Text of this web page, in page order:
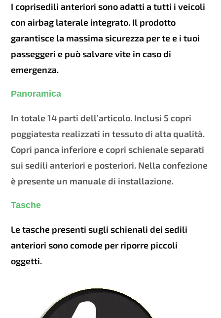
I coprisedili anteriori sono adatti a tutti i veicoli
con airbag laterale integrato. Il prodotto
garantisce la massima sicurezza per te e i tuoi
passeggeri e può salvare vite in caso di
emergenza.
Panoramica
In totale 14 parti dell’articolo. Inclusi 5 copri
poggiatesta realizzati in tessuto di alta qualità.
Copri panca inferiore e copri schienale separati
sui sedili anteriori e posteriori. Nella confezione
è presente un manuale di installazione.
Tasche
Le tasche presenti sugli schienali dei sedili
anteriori sono comode per riporre piccoli
oggetti.